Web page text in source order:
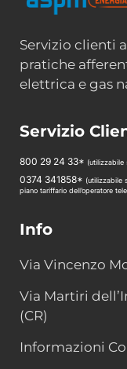
Servizio clienti
pratiche
elettrica e gas
Servizio
800 29 24 33* (utilizzabile
0374 341858* (utilizzabile
piano tariffario dell’operatore
Info
Via Vincenzo
Via Martiri
(CR)
Informazioni